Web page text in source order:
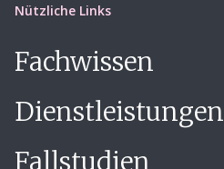
Nützliche Links
Fachwissen
Dienstleistungen
Fallstudien